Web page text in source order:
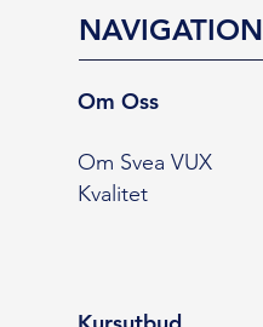
NAVIGATION
Om Oss
Om Svea VUX
Kvalitet